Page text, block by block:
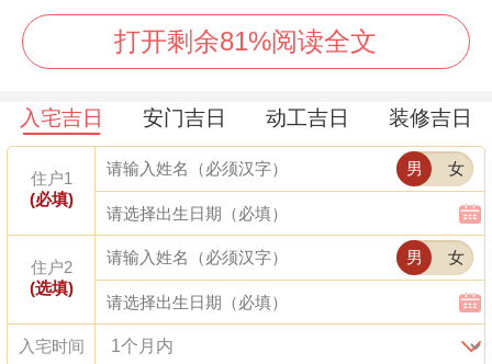
注意事项：日冲蛇（乙巳）煞西，属蛇者应
吉时选择丑时（1：00-3：00）或辰时
（7:00-9:00）为佳...
2026年6月8日（农历四月廿三,星期一）
宜:开市、交易、立券、纳财、开池、开厕、
结网、祭祀、修造、动土、安床、放水、经
打开剩余81%阅读全文
入宅吉日 安门吉日 动工吉日 装修吉日
住户1
(必填)
男 女
住户2
(选填)
男 女
入宅时间